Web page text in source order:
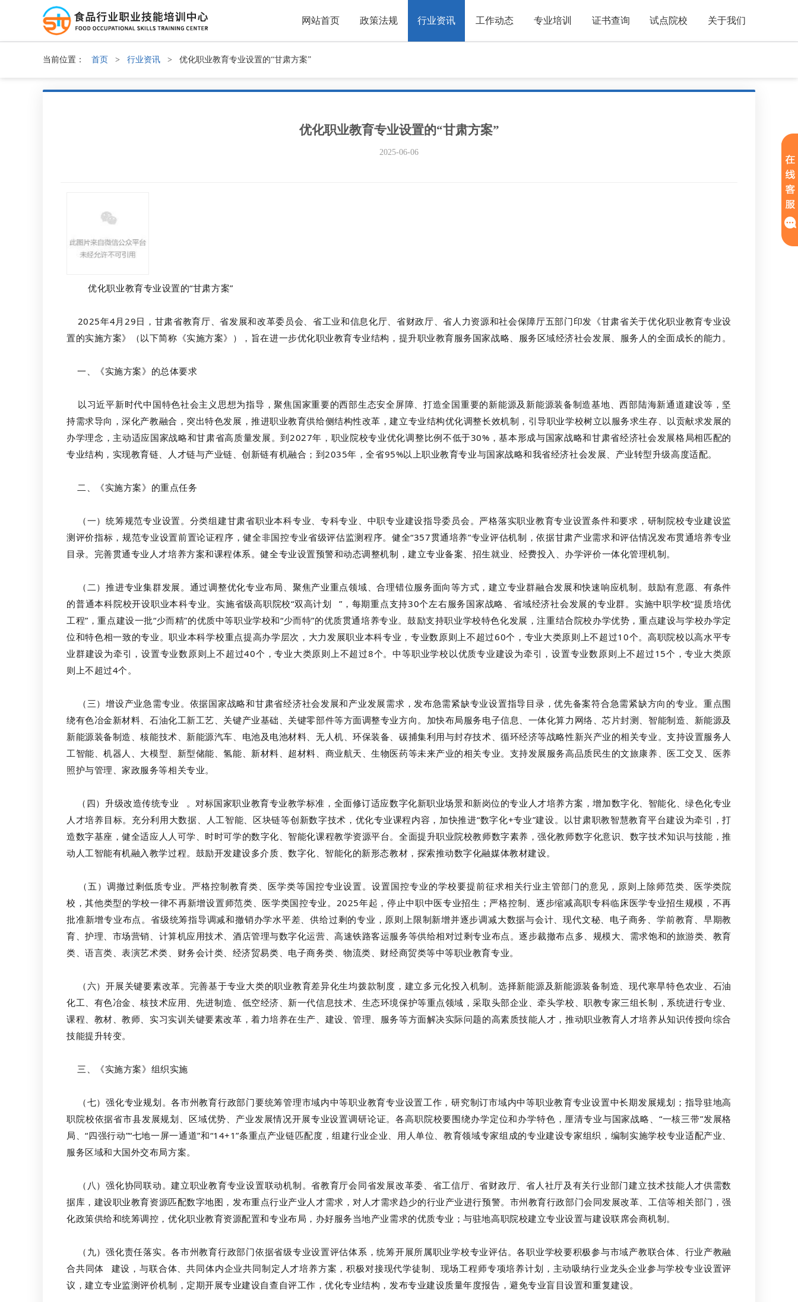
网站首页 政策法规 行业资讯 工作动态 专业培训 证书查询 试点院校 关于我们
当前位置： 首页 > 行业资讯 > 优化职业教育专业设置的“甘肃方案”
优化职业教育专业设置的“甘肃方案”
2025-06-06
优化职业教育专业设置的“甘肃方案”
2025年4月29日，甘肃省教育厅、省发展和改革委员会、省工业和信息化厅、省财政厅、省人力资源和社会保障厅五部门印发《甘肃省关于优化职业教育专业设
置的实施方案》（以下简称《实施方案》），旨在进一步优化职业教育专业结构，提升职业教育服务国家战略、服务区域经济社会发展、服务人的全面成长的能力。
一、《实施方案》的总体要求
以习近平新时代中国特色社会主义思想为指导，聚焦国家重要的西部生态安全屏障、打造全国重要的新能源及新能源装备制造基地、西部陆海新通道建设等，坚
持需求导向，深化产教融合，突出特色发展，推进职业教育供给侧结构性改革，建立专业结构优化调整长效机制，引导职业学校树立以服务求生存、以贡献求发展的
办学理念，主动适应国家战略和甘肃省高质量发展。到2027年，职业院校专业优化调整比例不低于30%，基本形成与国家战略和甘肃省经济社会发展格局相匹配的
专业结构，实现教育链、人才链与产业链、创新链有机融合；到2035年，全省95%以上职业教育专业与国家战略和我省经济社会发展、产业转型升级高度适配。
二、《实施方案》的重点任务
（一）统筹规范专业设置。分类组建甘肃省职业本科专业、专科专业、中职专业建设指导委员会。严格落实职业教育专业设置条件和要求，研制院校专业建设监
测评价指标，规范专业设置前置论证程序，健全非国控专业省级评估监测程序。健全“357贯通培养”专业评估机制，依据甘肃产业需求和评估情况发布贯通培养专业
目录。完善贯通专业人才培养方案和课程体系。健全专业设置预警和动态调整机制，建立专业备案、招生就业、经费投入、办学评价一体化管理机制。
（二）推进专业集群发展。通过调整优化专业布局、聚焦产业重点领域、合理错位服务面向等方式，建立专业群融合发展和快速响应机制。鼓励有意愿、有条件
的普通本科院校开设职业本科专业。实施省级高职院校“双高计划
”，每期重点支持30个左右服务国家战略、省域经济社会发展的专业群。实施中职学校“提质培优
工程”，重点建设一批“少而精”的优质中等职业学校和“少而特”的优质贯通培养专业。鼓励支持职业学校特色化发展，注重结合院校办学优势，重点建设与学校办学定
位和特色相一致的专业。职业本科学校重点提高办学层次，大力发展职业本科专业，专业数原则上不超过60个，专业大类原则上不超过10个。高职院校以高水平专
业群建设为牵引，设置专业数原则上不超过40个，专业大类原则上不超过8个。中等职业学校以优质专业建设为牵引，设置专业数原则上不超过15个，专业大类原
则上不超过4个。
（三）增设产业急需专业。依据国家战略和甘肃省经济社会发展和产业发展需求，发布急需紧缺专业设置指导目录，优先备案符合急需紧缺方向的专业。重点围
绕有色冶金新材料、石油化工新工艺、关键产业基础、关键零部件等方面调整专业方向。加快布局服务电子信息、一体化算力网络、芯片封测、智能制造、新能源及
新能源装备制造、核能技术、新能源汽车、电池及电池材料、无人机、环保装备、碳捕集利用与封存技术、循环经济等战略性新兴产业的相关专业。支持设置服务人
工智能、机器人、大模型、新型储能、氢能、新材料、超材料、商业航天、生物医药等未来产业的相关专业。支持发展服务高品质民生的文旅康养、医工交叉、医养
照护与管理、家政服务等相关专业。
（四）升级改造传统专业
。对标国家职业教育专业教学标准，全面修订适应数字化新职业场景和新岗位的专业人才培养方案，增加数字化、智能化、绿色化专业
人才培养目标。充分利用大数据、人工智能、区块链等创新数字技术，优化专业课程内容，加快推进“数字化+专业”建设。以甘肃职教智慧教育平台建设为牵引，打
造数字基座，健全适应人人可学、时时可学的数字化、智能化课程教学资源平台。全面提升职业院校教师数字素养，强化教师数字化意识、数字技术知识与技能，推
动人工智能有机融入教学过程。鼓励开发建设多介质、数字化、智能化的新形态教材，探索推动数字化融媒体教材建设。
（五）调撤过剩低质专业。严格控制教育类、医学类等国控专业设置。设置国控专业的学校要提前征求相关行业主管部门的意见，原则上除师范类、医学类院
校，其他类型的学校一律不再新增设置师范类、医学类国控专业。2025年起，停止中职中医专业招生；严格控制、逐步缩减高职专科临床医学专业招生规模，不再
批准新增专业布点。省级统筹指导调减和撤销办学水平差、供给过剩的专业，原则上限制新增并逐步调减大数据与会计、现代文秘、电子商务、学前教育、早期教
育、护理、市场营销、计算机应用技术、酒店管理与数字化运营、高速铁路客运服务等供给相对过剩专业布点。逐步裁撤布点多、规模大、需求饱和的旅游类、教育
类、语言类、表演艺术类、财务会计类、经济贸易类、电子商务类、物流类、财经商贸类等中等职业教育专业。
（六）开展关键要素改革。完善基于专业大类的职业教育差异化生均拨款制度，建立多元化投入机制。选择新能源及新能源装备制造、现代寒旱特色农业、石油
化工、有色冶金、核技术应用、先进制造、低空经济、新一代信息技术、生态环境保护等重点领域，采取头部企业、牵头学校、职教专家三组长制，系统进行专业、
课程、教材、教师、实习实训关键要素改革，着力培养在生产、建设、管理、服务等方面解决实际问题的高素质技能人才，推动职业教育人才培养从知识传授向综合
技能提升转变。
三、《实施方案》组织实施
（七）强化专业规划。各市州教育行政部门要统筹管理市域内中等职业教育专业设置工作，研究制订市域内中等职业教育专业设置中长期发展规划；指导驻地高
职院校依据省市县发展规划、区域优势、产业发展情况开展专业设置调研论证。各高职院校要围绕办学定位和办学特色，厘清专业与国家战略、“一核三带”发展格
局、“四强行动”“七地一屏一通道”和“14+1”条重点产业链匹配度，组建行业企业、用人单位、教育领域专家组成的专业建设专家组织，编制实施学校专业适配产业、
服务区域和大国外交布局方案。
（八）强化协同联动。建立职业教育专业设置联动机制。省教育厅会同省发展改革委、省工信厅、省财政厅、省人社厅及有关行业部门建立技术技能人才供需数
据库，建设职业教育资源匹配数字地图，发布重点行业产业人才需求，对人才需求趋少的行业产业进行预警。市州教育行政部门会同发展改革、工信等相关部门，强
化政策供给和统筹调控，优化职业教育资源配置和专业布局，办好服务当地产业需求的优质专业；与驻地高职院校建立专业设置与建设联席会商机制。
（九）强化责任落实。各市州教育行政部门依据省级专业设置评估体系，统筹开展所属职业学校专业评估。各职业学校要积极参与市域产教联合体、行业产教融
合共同体
建设，与联合体、共同体内企业共同制定人才培养方案，积极对接现代学徒制、现场工程师专项培养计划，主动吸纳行业龙头企业参与学校专业设置评
议，建立专业监测评价机制，定期开展专业建设自查自评工作，优化专业结构，发布专业建设质量年度报告，避免专业盲目设置和重复建设。